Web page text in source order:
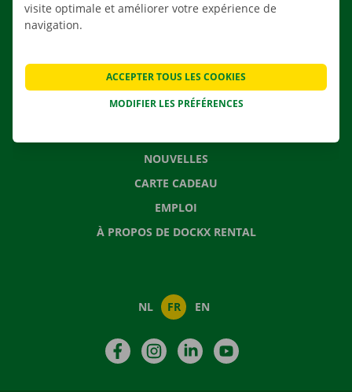
APPLI
CONTACTEZ NOUS
NOUVELLES
CARTE CADEAU
EMPLOI
À PROPOS DE DOCKX RENTAL
NL FR EN
FacebookInstagramLinkedIn
visite optimale et améliorer votre expérience de
navigation.
MODIFIER LES PRÉFÉRENCES
ACCEPTER TOUS LES COOKIES